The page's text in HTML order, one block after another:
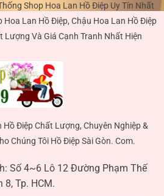
Shop Hoa Lan Hồ Điệp Uy Tín Nhất
Hoa Lan Hồ Điệp, Chậu Hoa Lan Hồ Điệp
Lượng Và Giá Cạnh Tranh Nhất Hiện
Hồ Điệp Chất Lượng, Chuyên Nghiệp &
Chúng Tôi Hồ Điệp Sài Gòn. Com.
Số 4~6 Lô 12 Đường Phạm Thế
8, Tp. HCM.